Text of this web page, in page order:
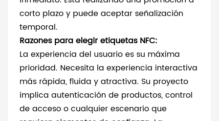
corto plazo y puede aceptar señalización
temporal.
Razones para elegir etiquetas NFC:
La experiencia del usuario es su máxima
prioridad. Necesita la experiencia interactiva
más rápida, fluida y atractiva. Su proyecto
implica autenticación de productos, control
de acceso o cualquier escenario que